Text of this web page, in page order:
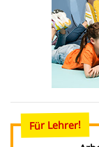
Für Lehrer!